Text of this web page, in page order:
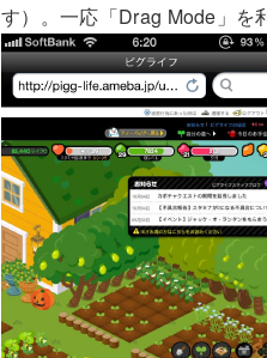
す）。一応「Drag Mode」を